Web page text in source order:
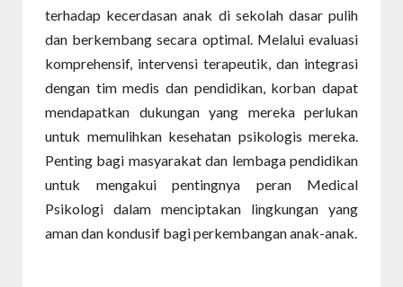
terhadap kecerdasan anak di sekolah dasar pulih
dan berkembang secara optimal. Melalui evaluasi
komprehensif, intervensi terapeutik, dan integrasi
dengan tim medis dan pendidikan, korban dapat
mendapatkan dukungan yang mereka perlukan
untuk memulihkan kesehatan psikologis mereka.
Penting bagi masyarakat dan lembaga pendidikan
untuk mengakui pentingnya peran Medical
Psikologi dalam menciptakan lingkungan yang
aman dan kondusif bagi perkembangan anak-anak.